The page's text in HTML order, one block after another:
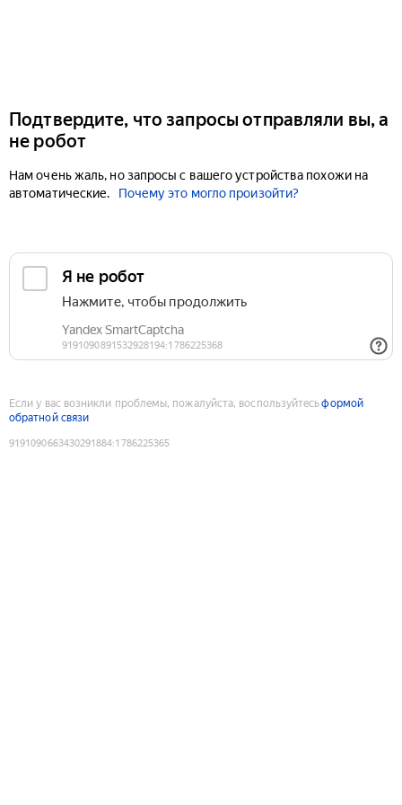
Подтвердите, что запросы отправляли вы, а
не робот
Нам очень жаль, но запросы с вашего устройства похожи на
автоматические.
Почему это могло произойти?
Если у вас возникли проблемы, пожалуйста, воспользуйтесьформой
обратной связи
9191090663430291884:1786225365